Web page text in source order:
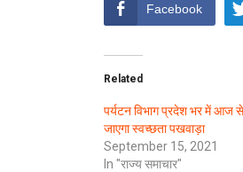
Facebook
Related
पर्यटन विभाग प्रदेश भर में आज
जाएगा स्वच्छता पखवाड़ा
September 15, 2021
In "राज्य समाचार"